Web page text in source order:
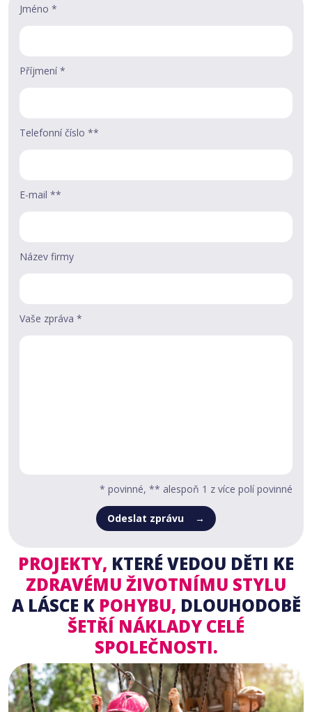
Jméno *
Příjmení *
Telefonní číslo **
E-mail **
Název firmy
Vaše zpráva *
* povinné, ** alespoň 1 z více polí povinné
Odeslat zprávu
PROJEKTY, KTERÉ VEDOU DĚTI KE
ZDRAVÉMU ŽIVOTNÍMU STYLU
A LÁSCE K POHYBU, DLOUHODOBĚ
ŠETŘÍ NÁKLADY CELÉ
SPOLEČNOSTI.